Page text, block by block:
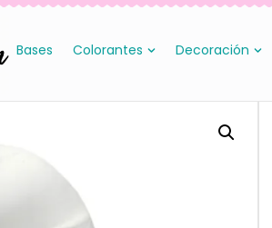
Bases Colorantes Decoración